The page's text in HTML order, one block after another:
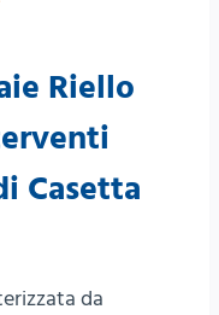
Riello
Casetta
da